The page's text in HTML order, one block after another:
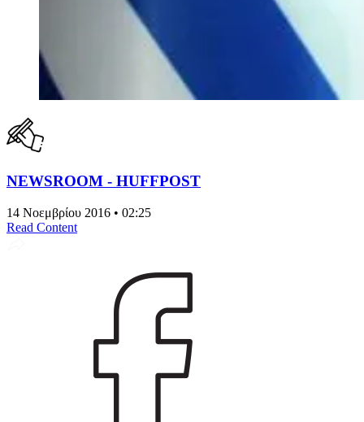
NEWSROOM - HUFFPOST
14 Νοεμβρίου 2016 • 02:25
Read Content